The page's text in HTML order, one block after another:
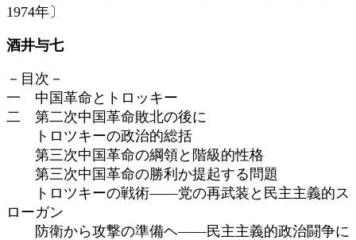
1974年〕
酒井与七
－目次－
一 中国革命とトロッキー
二 第二次中国革命敗北の後に
トロツキーの政治的総括
第三次中国革命の綱領と階級的性格
第三次中国革命の勝利か提起する問題
トロツキーの戦術――党の再武装と民主主義的ス
ローガン
防衛から攻撃の準備ヘ――民主主義的政治闘争に